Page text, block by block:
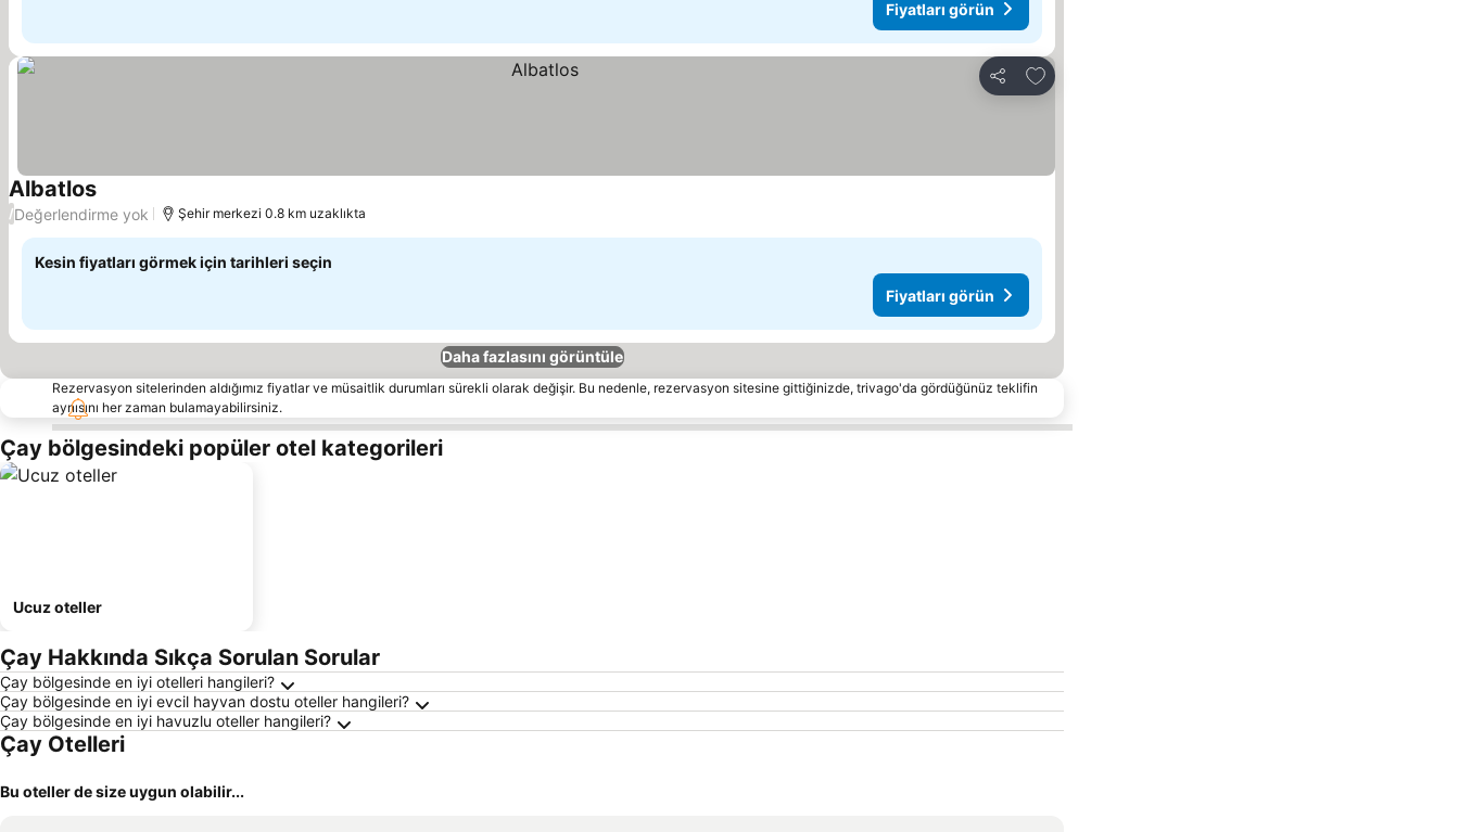
Fiyatları görün
Paylaş
Favorilerime ekle
Albatlos
/Değerlendirme yok Şehir merkezi 0.8 km uzaklıkta
Kesin fiyatları görmek için tarihleri seçin
Fiyatları görün
Daha fazlasını görüntüle
Rezervasyon sitelerinden aldığımız fiyatlar ve müsaitlik durumları sürekli olarak değişir. Bu nedenle, rezervasyon sitesine gittiğinizde, trivago'da gördüğünüz teklifin
aynısını her zaman bulamayabilirsiniz.
Çay bölgesindeki popüler otel kategorileri
Ucuz oteller
Çay Hakkında Sıkça Sorulan Sorular
Çay bölgesinde en iyi otelleri hangileri?
Çay bölgesinde en iyi evcil hayvan dostu oteller hangileri?
Çay bölgesinde en iyi havuzlu oteller hangileri?
Çay Otelleri
Bu oteller de size uygun olabilir...